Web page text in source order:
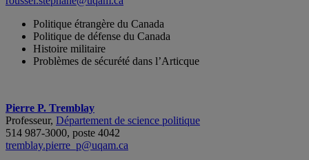
Politique étrangère du Canada
Politique de défense du Canada
Histoire militaire
Problèmes de sécurété dans l’Articque
Pierre P. Tremblay
Professeur, Département de science politique
514 987-3000, poste 4042
tremblay.pierre_p@uqam.ca